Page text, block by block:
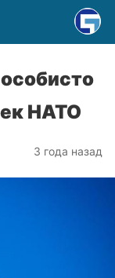
НАТО
3 года назад